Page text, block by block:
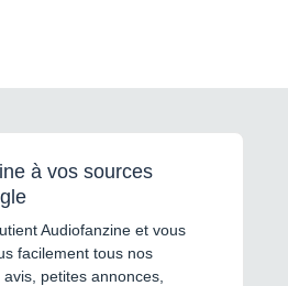
à vos sources
Audiofanzine et vous
facilement tous nos
petites annonces,